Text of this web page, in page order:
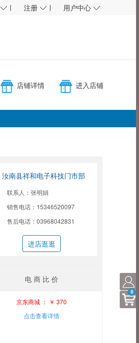
◇ 注册 ◇ 用户中心 ◇
0
进入店铺
店铺详情
汝南县祥和电子科技门市部
联系人：张明娟
销售电话：15346520097
售后电话：03968042831
进店逛逛
电 商 比 价
京东商城 ： ￥ 370
点击查看详情